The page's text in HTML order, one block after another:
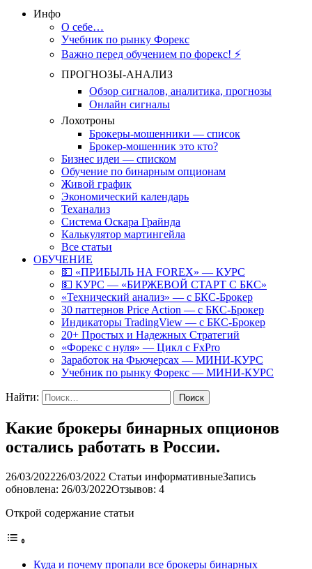
Инфо
О себе…
Учебник по рынку Форекс
Важно перед обучением по форекс! ⚡
ПРОГНОЗЫ-АНАЛИЗ
Обзор сигналов, аналитика, прогнозы
Онлайн сигналы
Лохотроны
Брокеры-мошенники — список
Брокер-мошенник это кто?
Бизнес идеи — списком
Обучение по бинарным опционам
Живой график
Экономический календарь
Теханализ
Система Оскара Грайнда
Калькулятор мартингейла
Все статьи
ОБУЧЕНИЕ
💵 «ПРИБЫЛЬ НА FOREX» — КУРС
💵 КУРС — «БИРЖЕВОЙ СТАРТ С БКС»
«Технический анализ» — с БКС-Брокер
30 паттернов Price Action — с БКС-Брокер
Индикаторы TradingView — с БКС-Брокер
20+ Простых и Надежных Стратегий
«Форекс с нуля» — Цикл с FxPro
Заработок на Фьючерсах — МИНИ-КУРС
Учебник по рынку Форекс — МИНИ-КУРС
Найти:
Какие брокеры бинарных опционов
остались работать в России.
26/03/202226/03/2022 Статьи информативныеЗапись
обновлена: 26/03/2022Отзывов: 4
Открой содержание статьи
Куда и почему пропали все брокеры бинарных